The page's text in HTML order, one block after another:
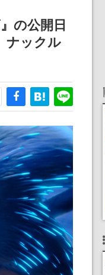
馬の「イオンモール高
にて、8月11日から8
日までの期間限定で
の公開日
ナックル